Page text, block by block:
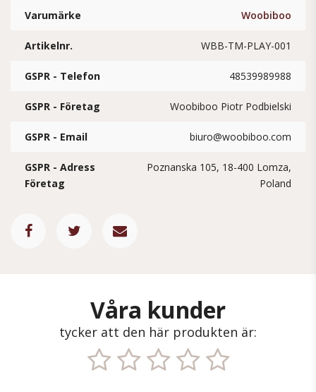
Varumärke Woobiboo
Artikelnr. WBB-TM-PLAY-001
GSPR - Telefon 48539989988
GSPR - Företag Woobiboo Piotr Podbielski
GSPR - Email biuro@woobiboo.com
GSPR - Adress
Företag
Poznanska 105, 18-400 Lomza,
Poland
Våra kunder
tycker att den här produkten är: